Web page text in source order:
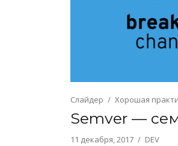
Слайдер Хорошая
Semver —
11 декабря, 2017 DEV